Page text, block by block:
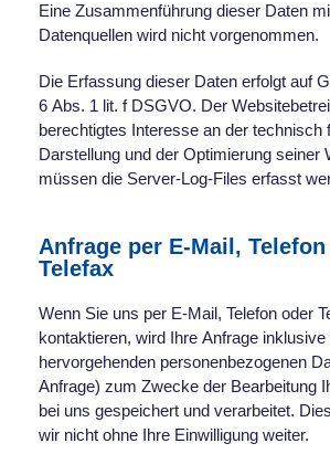
Eine Zusammenführung dieser Daten
Datenquellen wird nicht vorgenommen.
Die Erfassung dieser Daten erfolgt auf
6 Abs. 1 lit. f DSGVO. Der
berechtigtes Interesse an der technisch
Darstellung und der Optimierung seiner
müssen die Server-Log-Files erfasst
Anfrage per E-Mail,
Telefax
Wenn Sie uns per E-Mail, Telefon oder
kontaktieren, wird Ihre Anfrage inklusive
hervorgehenden personenbezogenen
Anfrage) zum Zwecke der Bearbeitung
bei uns gespeichert und verarbeitet.
wir nicht ohne Ihre Einwilligung weiter.